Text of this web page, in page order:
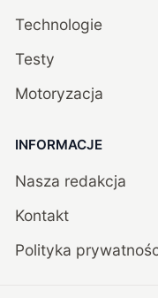
Technologie
Testy
Motoryzacja
INFORMACJE
Nasza redakcja
Kontakt
Polityka